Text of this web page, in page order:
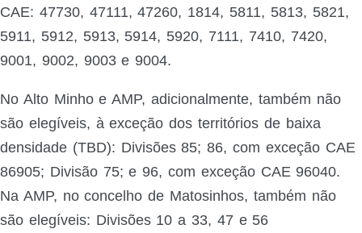
CAE: 47730, 47111, 47260, 1814, 5811, 5813, 5821,
5911, 5912, 5913, 5914, 5920, 7111, 7410, 7420,
9001, 9002, 9003 e 9004.
No Alto Minho e AMP, adicionalmente, também não
são elegíveis, à exceção dos territórios de baixa
densidade (TBD): Divisões 85; 86, com exceção CAE
86905; Divisão 75; e 96, com exceção CAE 96040.
Na AMP, no concelho de Matosinhos, também não
são elegíveis: Divisões 10 a 33, 47 e 56